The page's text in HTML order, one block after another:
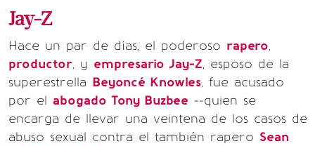
Jay-Z
Hace un par de días, el poderoso rapero,
productor, y empresario Jay-Z, esposo de la
superestrella Beyoncé Knowles, fue acusado
por el abogado Tony Buzbee --quien se
encarga de llevar una veintena de los casos de
abuso sexual contra el también rapero Sean